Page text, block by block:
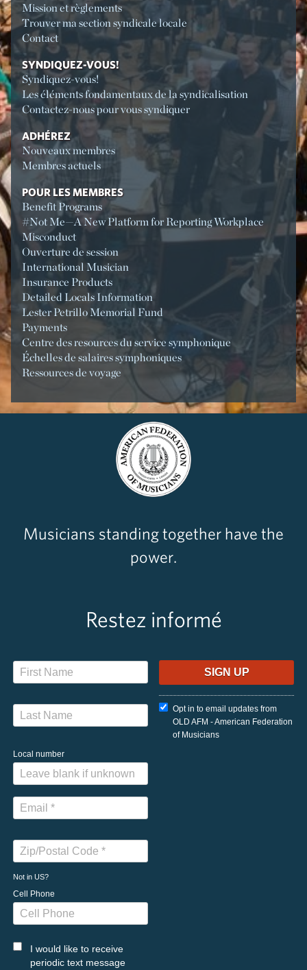
Mission et règlements
Trouver ma section syndicale locale
Contact
SYNDIQUEZ-VOUS!
Syndiquez-vous!
Les éléments fondamentaux de la syndicalisation
Contactez-nous pour vous syndiquer
ADHÉREZ
Nouveaux membres
Membres actuels
POUR LES MEMBRES
Benefit Programs
#Not Me—A New Platform for Reporting Workplace
Misconduct
Ouverture de session
International Musician
Insurance Products
Detailed Locals Information
Lester Petrillo Memorial Fund
Payments
Centre des resources du service symphonique
Échelles de salaires symphoniques
Ressources de voyage
Musicians standing together have the
power.
Restez informé
Local number
Not in US?
Cell Phone
I would like to receive
periodic text message
Opt in to email updates from
OLD AFM - American Federation
of Musicians